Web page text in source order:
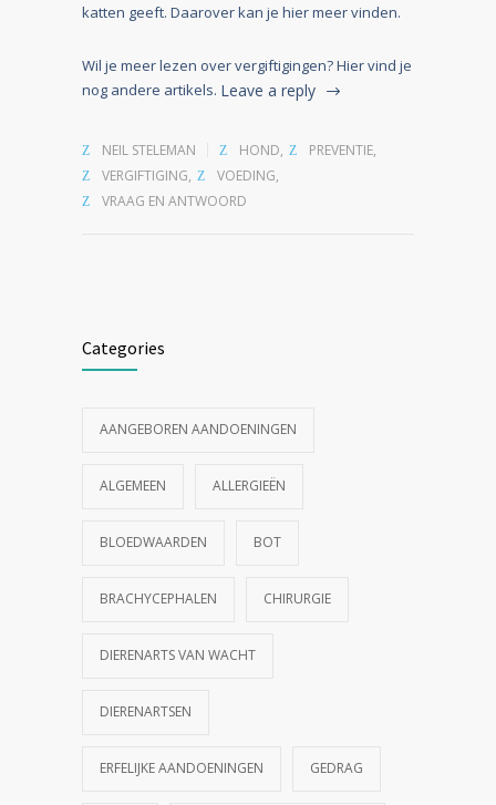
katten geeft. Daarover kan je hier meer vinden.
Wil je meer lezen over vergiftigingen? Hier vind je
nog andere artikels. Leave a reply
NEIL STELEMAN HOND, PREVENTIE,
VERGIFTIGING, VOEDING,
VRAAG EN ANTWOORD
Categories
AANGEBOREN AANDOENINGEN
ALGEMEEN ALLERGIEËN
BLOEDWAARDEN BOT
BRACHYCEPHALEN CHIRURGIE
DIERENARTS VAN WACHT
DIERENARTSEN
ERFELIJKE AANDOENINGEN GEDRAG